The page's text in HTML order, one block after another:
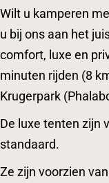
Wilt u kamperen
u bij ons aan het
comfort, luxe en
minuten rijden (8
Krugerpark
De luxe tenten zijn
standaard.
Ze zijn voorzien